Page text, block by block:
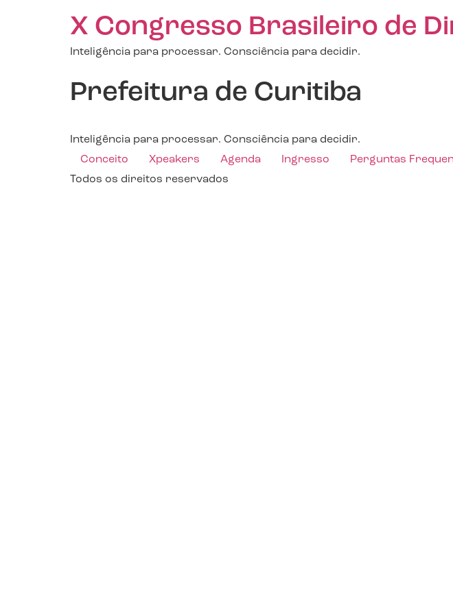
X Congresso Brasileiro de
Inteligência para processar. Consciência para decidir.
Prefeitura de Curitiba
Inteligência para processar. Consciência para decidir.
Conceito
Xpeakers Agenda Ingresso Perguntas
Todos os direitos reservados